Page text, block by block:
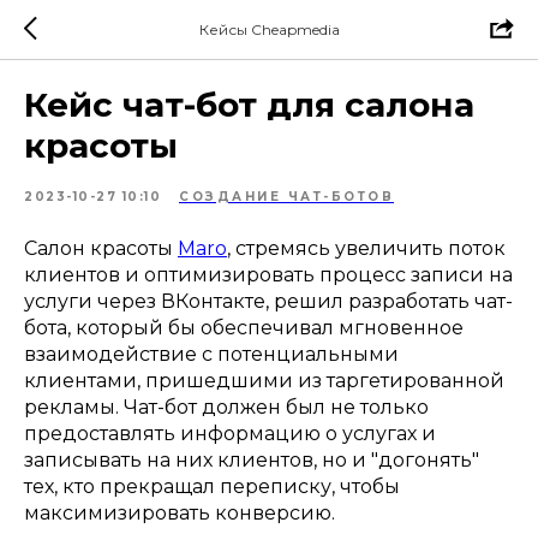
Кейсы Cheapmedia
Кейс чат-бот для салона
красоты
2023-10-27 10:10 СОЗДАНИЕ ЧАТ-БОТОВ
Салон красоты Maro, стремясь увеличить поток
клиентов и оптимизировать процесс записи на
услуги через ВКонтакте, решил разработать чат-
бота, который бы обеспечивал мгновенное
взаимодействие с потенциальными
клиентами, пришедшими из таргетированной
рекламы. Чат-бот должен был не только
предоставлять информацию о услугах и
записывать на них клиентов, но и "догонять"
тех, кто прекращал переписку, чтобы
максимизировать конверсию.